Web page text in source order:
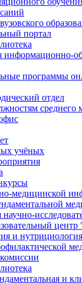
портал
информационно-
программы
отдел
среднего
учёных
медицинской
и
и